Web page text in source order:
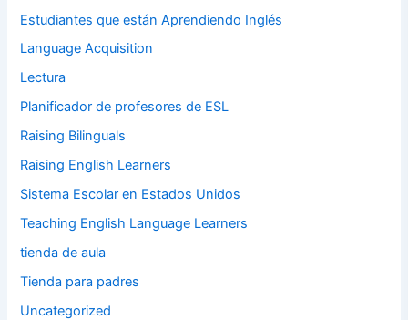
Estudiantes que están Aprendiendo Inglés
Language Acquisition
Lectura
Planificador de profesores de ESL
Raising Bilinguals
Raising English Learners
Sistema Escolar en Estados Unidos
Teaching English Language Learners
tienda de aula
Tienda para padres
Uncategorized